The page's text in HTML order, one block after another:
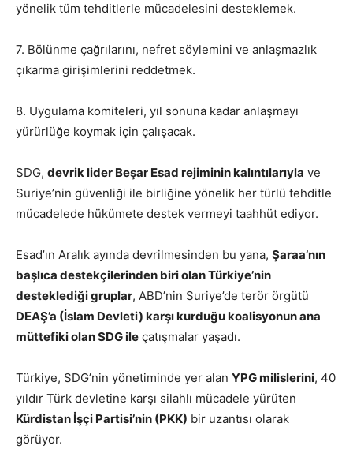
yönelik tüm tehditlerle mücadelesini desteklemek.
7. Bölünme çağrılarını, nefret söylemini ve anlaşmazlık
çıkarma girişimlerini reddetmek.
8. Uygulama komiteleri, yıl sonuna kadar anlaşmayı
yürürlüğe koymak için çalışacak.
SDG, devrik lider Beşar Esad rejiminin kalıntılarıyla ve
Suriye’nin güvenliği ile birliğine yönelik her türlü tehditle
mücadelede hükümete destek vermeyi taahhüt ediyor.
Esad’ın Aralık ayında devrilmesinden bu yana, Şaraa’nın
başlıca destekçilerinden biri olan Türkiye’nin
desteklediği gruplar, ABD’nin Suriye’de terör örgütü
DEAŞ’a (İslam Devleti) karşı kurduğu koalisyonun ana
müttefiki olan SDG ile çatışmalar yaşadı.
Türkiye, SDG’nin yönetiminde yer alan YPG milislerini, 40
yıldır Türk devletine karşı silahlı mücadele yürüten
Kürdistan İşçi Partisi’nin (PKK) bir uzantısı olarak
görüyor.